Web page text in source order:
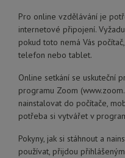
Pro online vzdělávání je
internetové připojení.
pokud toto nemá Vás
telefon nebo tablet.
Online setkání se uskuteční
programu Zoom
nainstalovat do počítače,
potřeba si vytvářet v
Pokyny, jak si stáhnout a
používat, přijdou